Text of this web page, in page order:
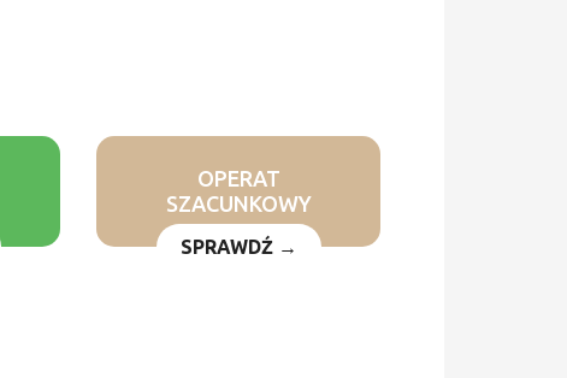
OPERAT
SZACUNKOWY
SPRAWDŹ →